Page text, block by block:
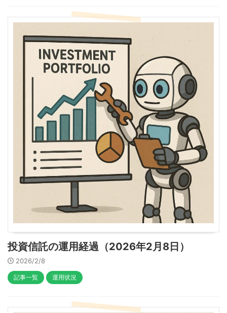
投資信託の運用経過（2026年2月8日）
2026/2/8
記事一覧 運用状況